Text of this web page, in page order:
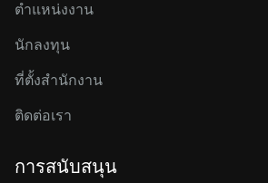
ตำแหน่งงาน
นักลงทุน
ที่ตั้งสำนักงาน
ติดต่อเรา
การสนับสนุน